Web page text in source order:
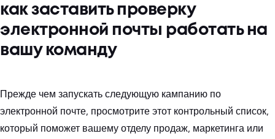
как заставить проверку
электронной почты работать на
вашу команду
Прежде чем запускать следующую кампанию по
электронной почте, просмотрите этот контрольный список,
который поможет вашему отделу продаж, маркетинга или